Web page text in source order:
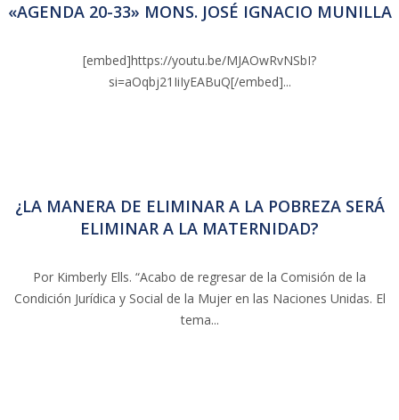
«AGENDA 20-33» MONS. JOSÉ IGNACIO MUNILLA
[embed]https://youtu.be/MJAOwRvNSbI?
si=aOqbj21IiIyEABuQ[/embed]...
¿LA MANERA DE ELIMINAR A LA POBREZA SERÁ
ELIMINAR A LA MATERNIDAD?
Por Kimberly Ells. “Acabo de regresar de la Comisión de la
Condición Jurídica y Social de la Mujer en las Naciones Unidas. El
tema...